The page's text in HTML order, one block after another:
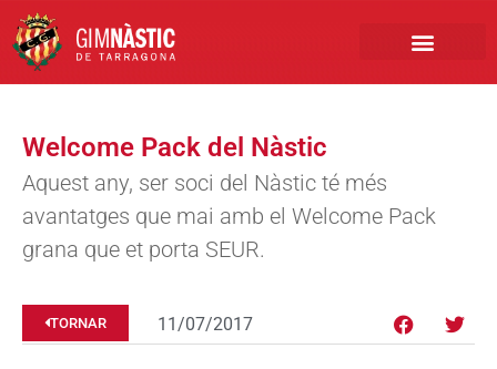
Welcome Pack del Nàstic
Aquest any, ser soci del Nàstic té més
avantatges que mai amb el Welcome Pack
grana que et porta SEUR.
TORNAR 11/07/2017